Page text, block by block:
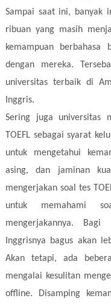
Sampai saat ini, banyak
ribuan yang masih
kemampuan
dengan mereka.
universitas terbaik di
Inggris.
Sering juga universitas
TOEFL sebagai syarat
untuk mengetahui
asing, dan jaminan
mengerjakan soal tes
untuk memahami
mengerjakannya. Bagi
Inggrisnya bagus akan
Akan tetapi, ada
mengalai kesulitan
offline. Disamping